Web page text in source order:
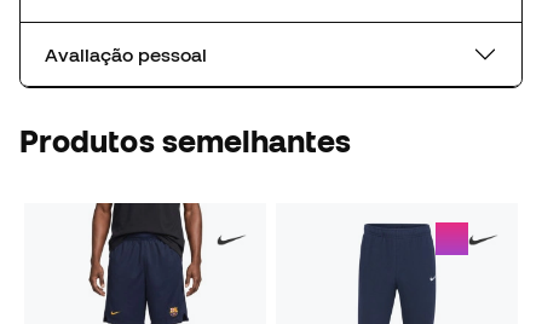
Avaliação pessoal
Produtos semelhantes